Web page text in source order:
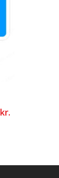
kr.